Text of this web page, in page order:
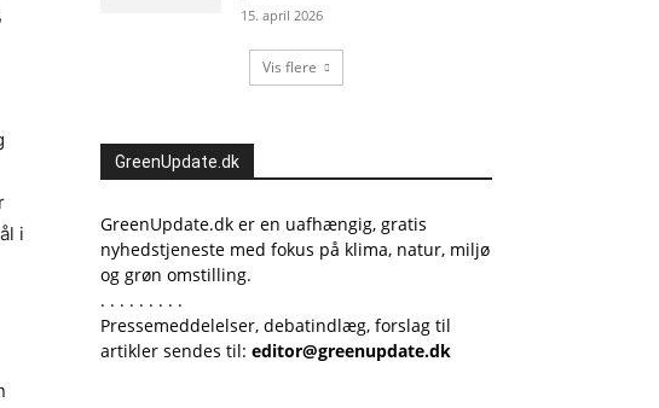
i
15. april 2026
Vis flere
GreenUpdate.dk
GreenUpdate.dk er en uafhængig, gratis
nyhedstjeneste med fokus på klima, natur, miljø
og grøn omstilling.
. . . . . . . . .
Pressemeddelelser, debatindlæg, forslag til
artikler sendes til: editor@greenupdate.dk